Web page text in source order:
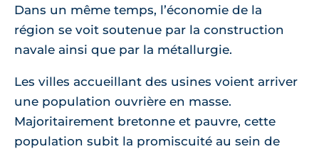
Dans un même temps, l’économie de la
région se voit soutenue par la construction
navale ainsi que par la métallurgie.
Les villes accueillant des usines voient arriver
une population ouvrière en masse.
Majoritairement bretonne et pauvre, cette
population subit la promiscuité au sein de